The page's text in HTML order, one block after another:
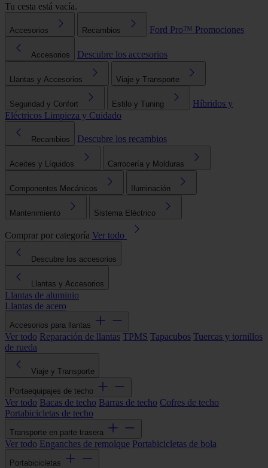
Tu cesta está vacía.
Accesorios Recambios Ford Pro™ Promociones
Accesorios Descubre los accesorios
Llantas y Accesorios Viaje y Transporte
Seguridad y Confort Estilo y Tuning
Híbridos y
Eléctricos Limpieza y Cuidado
Recambios Descubre los recambios
Aceites y Líquidos Carrocería y Molduras
Componentes Mecánicos Iluminación
Mantenimiento Sistema Eléctrico
Comprar por categoría Ver todo
Descubre los accesorios
Llantas y Accesorios
Llantas de aluminio
Llantas de acero
Accesorios para llantas
Ver todo Reparación de llantas TPMS Tapacubos Tuercas y tornillos
de rueda
Viaje y Transporte
Portaequipajes de techo
Ver todo Bacas de techo Barras de techo Cofres de techo
Portabicicletas de techo
Transporte en parte trasera
Ver todo Enganches de remolque Portabicicletas de bola
Portabicicletas